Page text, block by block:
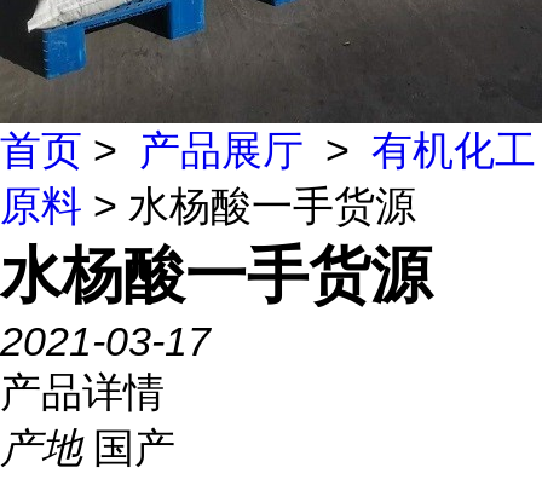
首页 > 产品展厅 > 有机化工
原料 > 水杨酸一手货源
水杨酸一手货源
2021-03-17
产品详情
产地 国产